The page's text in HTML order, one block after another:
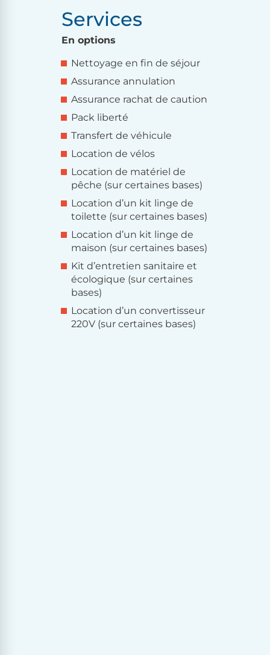
Services
En options
Nettoyage en fin de séjour
Assurance annulation
Assurance rachat de caution
Pack liberté
Transfert de véhicule
Location de vélos
Location de matériel de
pêche (sur certaines bases)
Location d’un kit linge de
toilette (sur certaines bases)
Location d’un kit linge de
maison (sur certaines bases)
Kit d’entretien sanitaire et
écologique (sur certaines
bases)
Location d’un convertisseur
220V (sur certaines bases)